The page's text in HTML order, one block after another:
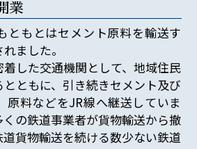
業
ともとはセメント原料を輸送す
ました。
した交通機関として、地域住民
ともに、引き続きセメント及び
原料などをJR線へ継送していま
の鉄道事業者が貨物輸送から撤
貨物輸送を続ける数少ない鉄道